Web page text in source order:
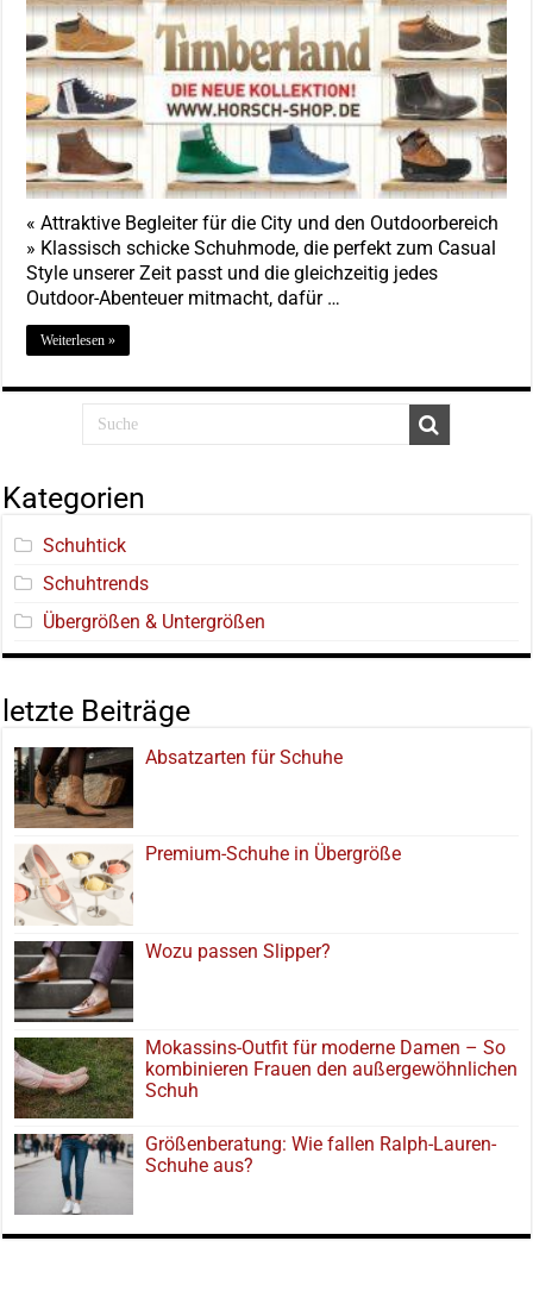
« Attraktive Begleiter für die City und den Outdoorbereich
» Klassisch schicke Schuhmode, die perfekt zum Casual
Style unserer Zeit passt und die gleichzeitig jedes
Outdoor-Abenteuer mitmacht, dafür …
Weiterlesen »
Kategorien
Schuhtick
Schuhtrends
Übergrößen & Untergrößen
letzte Beiträge
Absatzarten für Schuhe
Premium-Schuhe in Übergröße
Wozu passen Slipper?
Mokassins-Outfit für moderne Damen – So
kombinieren Frauen den außergewöhnlichen
Schuh
Größenberatung: Wie fallen Ralph-Lauren-
Schuhe aus?